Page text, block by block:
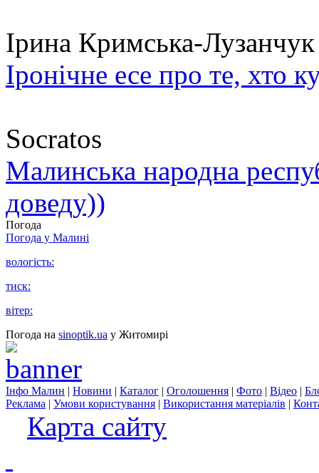
Ірина Кримська-Лузанчук
Іронічне есе про те, хто
Socratos
Малинська народна
доведу))
Погода
Погода у Малині
вологість:
тиск:
вітер:
Погода на sinoptik.ua у Житомирі
Інфо Малин | Новини | Каталог | Оголошення | Фото | Відео |
Реклама | Умови користування | Використання матеріалів |
Карта сайту